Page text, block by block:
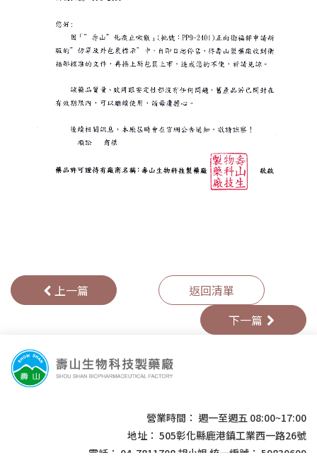
上一篇
返回清單
下一篇
營業時間： 週一至週五 08:00~17:00
地址： 505彰化縣鹿港鎮工業西一路26號
電話： 04-7811708 胡小姐 統一編號： 59830609